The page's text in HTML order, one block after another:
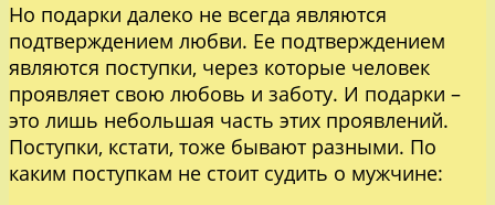
Но подарки далеко не всегда являются
подтверждением любви. Ее подтверждением
являются поступки, через которые человек
проявляет свою любовь и заботу. И подарки –
это лишь небольшая часть этих проявлений.
Поступки, кстати, тоже бывают разными. По
каким поступкам не стоит судить о мужчине: